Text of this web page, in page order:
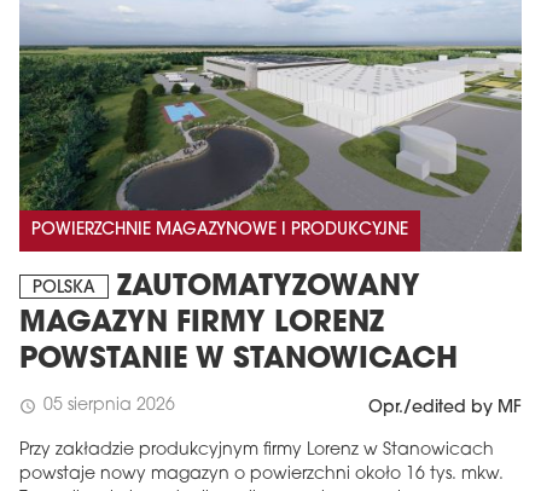
POWIERZCHNIE MAGAZYNOWE I PRODUKCYJNE
POLSKA
ZAUTOMATYZOWANY
MAGAZYN FIRMY LORENZ
POWSTANIE W STANOWICACH
schedule 05 sierpnia 2026 Opr./edited by MF
Przy zakładzie produkcyjnym firmy Lorenz w Stanowicach
powstaje nowy magazyn o powierzchni około 16 tys. mkw.